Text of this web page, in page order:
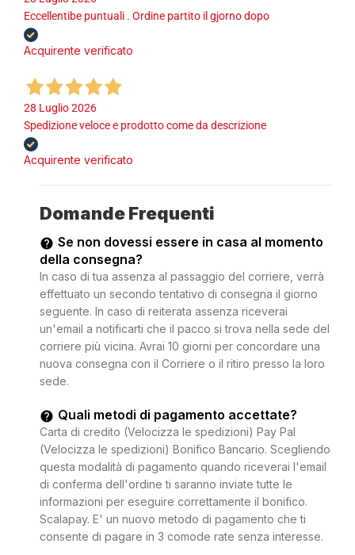
Eccellentibe puntuali . Ordine partito il gjorno dopo
Acquirente verificato
28 Luglio 2026
Spedizione veloce e prodotto come da descrizione
Acquirente verificato
Domande Frequenti
Se non dovessi essere in casa al momento
della consegna?
In caso di tua assenza al passaggio del corriere, verrà
effettuato un secondo tentativo di consegna il giorno
seguente. In caso di reiterata assenza riceverai
un'email a notificarti che il pacco si trova nella sede del
corriere più vicina. Avrai 10 giorni per concordare una
nuova consegna con il Corriere o il ritiro presso la loro
sede.
Quali metodi di pagamento accettate?
Carta di credito (Velocizza le spedizioni) Pay Pal
(Velocizza le spedizioni) Bonifico Bancario. Scegliendo
questa modalità di pagamento quando riceverai l'email
di conferma dell'ordine ti saranno inviate tutte le
informazioni per eseguire correttamente il bonifico.
Scalapay. E' un nuovo metodo di pagamento che ti
consente di pagare in 3 comode rate senza interesse.